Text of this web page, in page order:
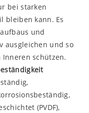
bei starken
bleiben kann. Es
und
ausgleichen und so
schützen.
(PVDF),